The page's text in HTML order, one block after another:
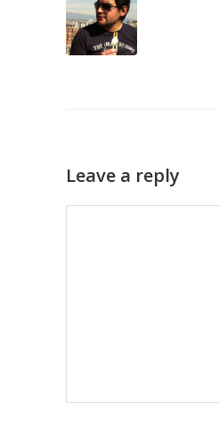
Leave a reply